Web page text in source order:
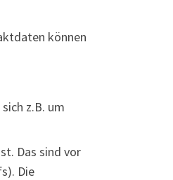
können
z.B. um
Das sind vor
Die